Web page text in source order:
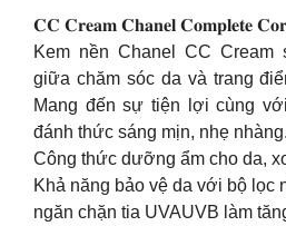
𝐂𝐂 𝐂𝐫𝐞𝐚𝐦 𝐂𝐡𝐚𝐧𝐞𝐥 𝐂𝐨𝐦𝐩𝐥𝐞𝐭𝐞
Kem nền Chanel CC
giữa chăm sóc da và trang
Mang đến sự tiện lợi cùng
đánh thức sáng mịn, nhẹ nhàng.
Công thức dưỡng ẩm cho da,
Khả năng bảo vệ da với bộ lọc
ngăn chặn tia UVAUVB làm